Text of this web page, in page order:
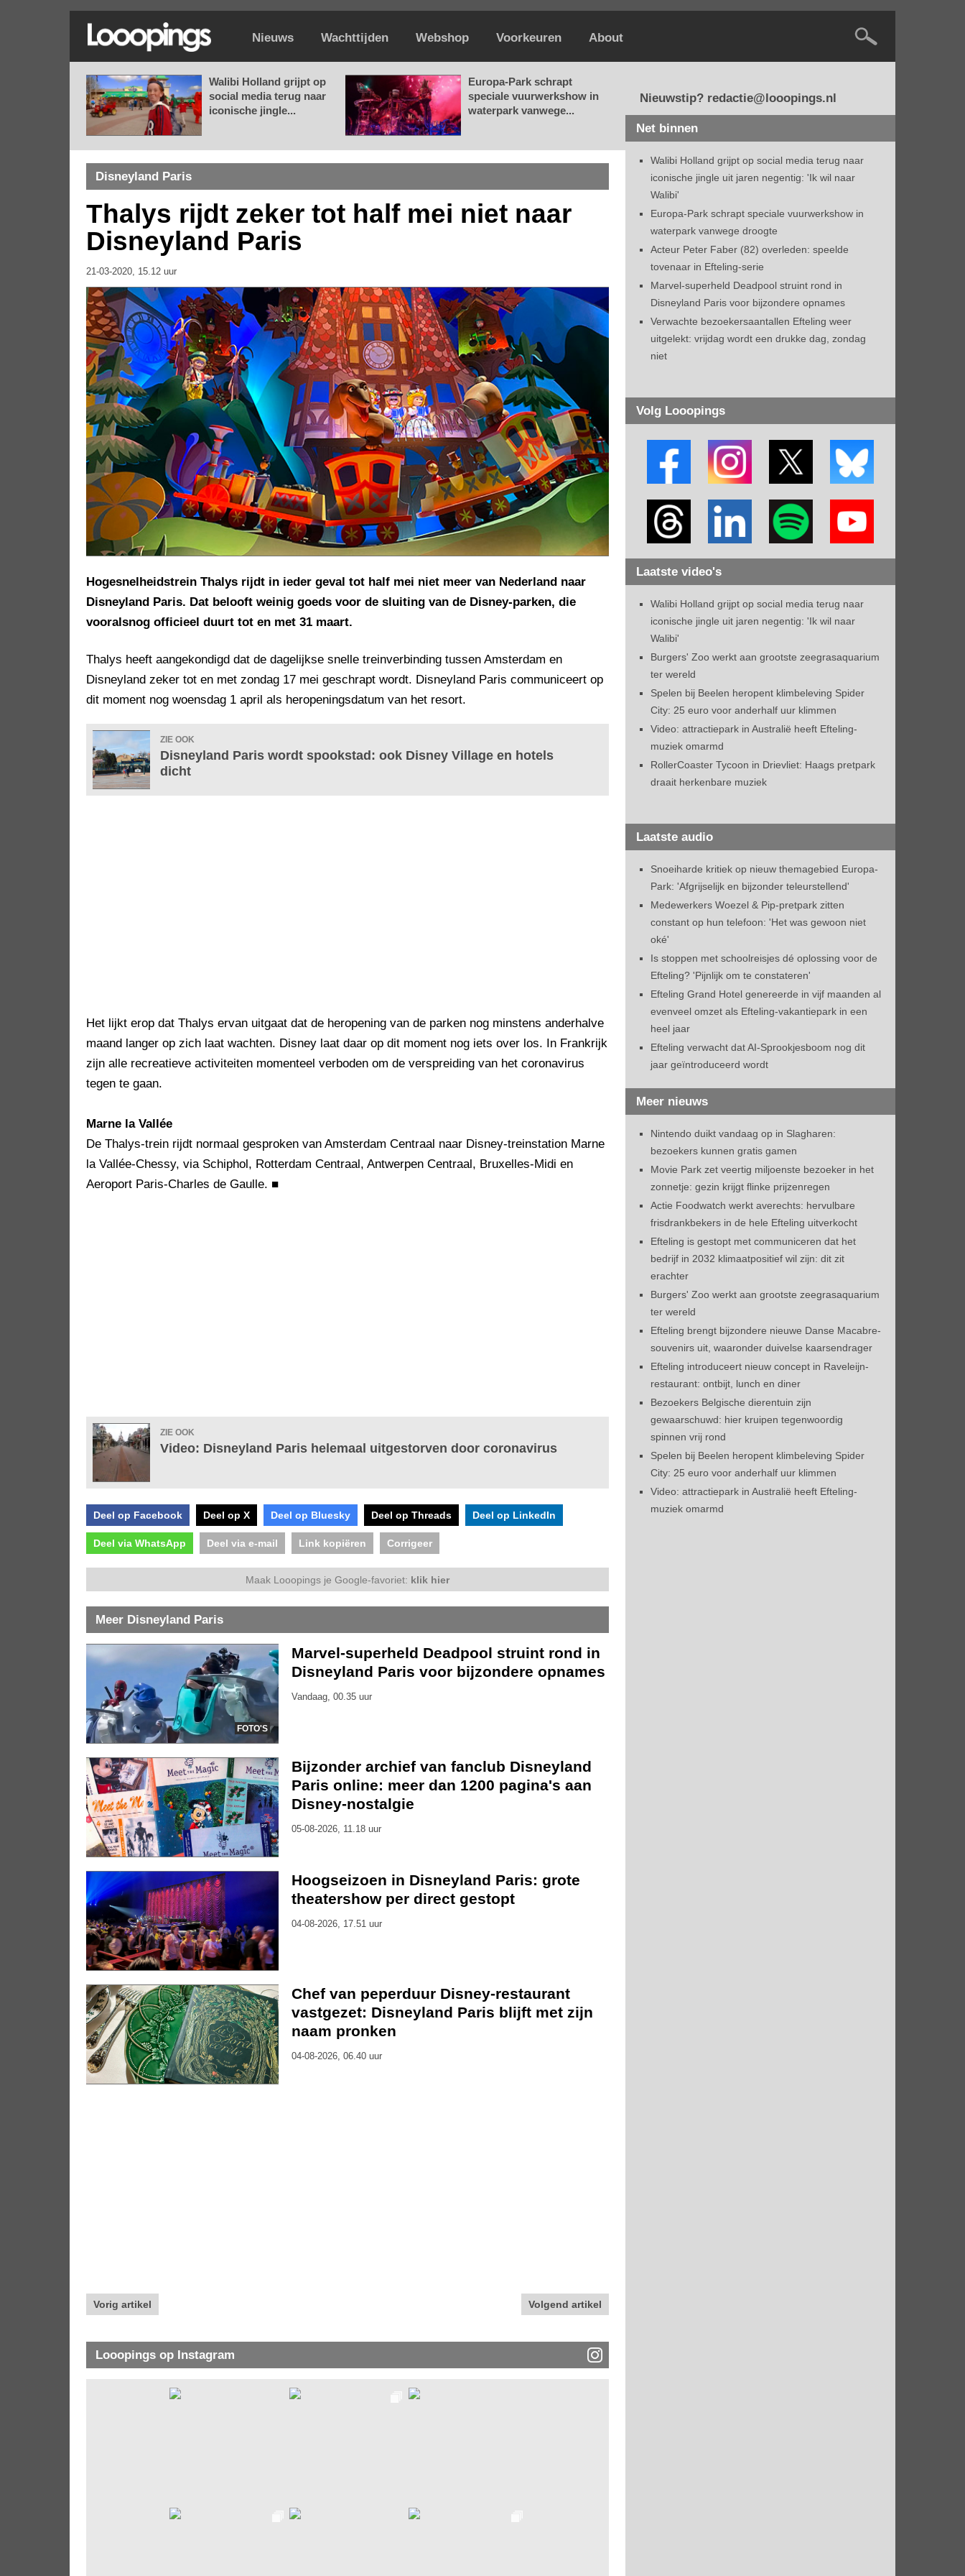
Nieuws Wachttijden Webshop Voorkeuren About
Walibi Holland grijpt op
social media terug naar
iconische jingle...
Europa-Park schrapt
speciale vuurwerkshow in
waterpark vanwege...
Disneyland Paris
Thalys rijdt zeker tot half mei niet naar
Disneyland Paris
21-03-2020, 15.12 uur
Hogesnelheidstrein Thalys rijdt in ieder geval tot half mei niet meer van Nederland naar
Disneyland Paris. Dat belooft weinig goeds voor de sluiting van de Disney-parken, die
vooralsnog officieel duurt tot en met 31 maart.
Thalys heeft aangekondigd dat de dagelijkse snelle treinverbinding tussen Amsterdam en
Disneyland zeker tot en met zondag 17 mei geschrapt wordt. Disneyland Paris communiceert op
dit moment nog woensdag 1 april als heropeningsdatum van het resort.
ZIE OOK
Disneyland Paris wordt spookstad: ook Disney Village en hotels
dicht
Het lijkt erop dat Thalys ervan uitgaat dat de heropening van de parken nog minstens anderhalve
maand langer op zich laat wachten. Disney laat daar op dit moment nog iets over los. In Frankrijk
zijn alle recreatieve activiteiten momenteel verboden om de verspreiding van het coronavirus
tegen te gaan.
Marne la Vallée
De Thalys-trein rijdt normaal gesproken van Amsterdam Centraal naar Disney-treinstation Marne
la Vallée-Chessy, via Schiphol, Rotterdam Centraal, Antwerpen Centraal, Bruxelles-Midi en
Aeroport Paris-Charles de Gaulle. ■
ZIE OOK
Video: Disneyland Paris helemaal uitgestorven door coronavirus
Deel op Facebook Deel op X Deel op Bluesky Deel op Threads Deel op LinkedIn
Deel via WhatsApp Deel via e-mail Link kopiëren Corrigeer
Maak Looopings je Google-favoriet: klik hier
Meer Disneyland Paris
FOTO'S
Marvel-superheld Deadpool struint rond in
Disneyland Paris voor bijzondere opnames
Vandaag, 00.35 uur
Bijzonder archief van fanclub Disneyland
Paris online: meer dan 1200 pagina's aan
Disney-nostalgie
05-08-2026, 11.18 uur
Hoogseizoen in Disneyland Paris: grote
theatershow per direct gestopt
04-08-2026, 17.51 uur
Chef van peperduur Disney-restaurant
vastgezet: Disneyland Paris blijft met zijn
naam pronken
04-08-2026, 06.40 uur
Vorig artikel Volgend artikel
Looopings op Instagram
Nieuwstip? redactie@looopings.nl
Net binnen
Walibi Holland grijpt op social media terug naar
iconische jingle uit jaren negentig: 'Ik wil naar
Walibi'
Europa-Park schrapt speciale vuurwerkshow in
waterpark vanwege droogte
Acteur Peter Faber (82) overleden: speelde
tovenaar in Efteling-serie
Marvel-superheld Deadpool struint rond in
Disneyland Paris voor bijzondere opnames
Verwachte bezoekersaantallen Efteling weer
uitgelekt: vrijdag wordt een drukke dag, zondag
niet
Volg Looopings
Laatste video's
Walibi Holland grijpt op social media terug naar
iconische jingle uit jaren negentig: 'Ik wil naar
Walibi'
Burgers' Zoo werkt aan grootste zeegrasaquarium
ter wereld
Spelen bij Beelen heropent klimbeleving Spider
City: 25 euro voor anderhalf uur klimmen
Video: attractiepark in Australië heeft Efteling-
muziek omarmd
RollerCoaster Tycoon in Drievliet: Haags pretpark
draait herkenbare muziek
Laatste audio
Snoeiharde kritiek op nieuw themagebied Europa-
Park: 'Afgrijselijk en bijzonder teleurstellend'
Medewerkers Woezel & Pip-pretpark zitten
constant op hun telefoon: 'Het was gewoon niet
oké'
Is stoppen met schoolreisjes dé oplossing voor de
Efteling? 'Pijnlijk om te constateren'
Efteling Grand Hotel genereerde in vijf maanden al
evenveel omzet als Efteling-vakantiepark in een
heel jaar
Efteling verwacht dat AI-Sprookjesboom nog dit
jaar geïntroduceerd wordt
Meer nieuws
Nintendo duikt vandaag op in Slagharen:
bezoekers kunnen gratis gamen
Movie Park zet veertig miljoenste bezoeker in het
zonnetje: gezin krijgt flinke prijzenregen
Actie Foodwatch werkt averechts: hervulbare
frisdrankbekers in de hele Efteling uitverkocht
Efteling is gestopt met communiceren dat het
bedrijf in 2032 klimaatpositief wil zijn: dit zit
erachter
Burgers' Zoo werkt aan grootste zeegrasaquarium
ter wereld
Efteling brengt bijzondere nieuwe Danse Macabre-
souvenirs uit, waaronder duivelse kaarsendrager
Efteling introduceert nieuw concept in Raveleijn-
restaurant: ontbijt, lunch en diner
Bezoekers Belgische dierentuin zijn
gewaarschuwd: hier kruipen tegenwoordig
spinnen vrij rond
Spelen bij Beelen heropent klimbeleving Spider
City: 25 euro voor anderhalf uur klimmen
Video: attractiepark in Australië heeft Efteling-
muziek omarmd